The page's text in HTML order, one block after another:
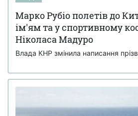
Марко Рубіо полетів до
ім'ям та у спортивному
Ніколаса Мадуро
Влада КНР змінила написання